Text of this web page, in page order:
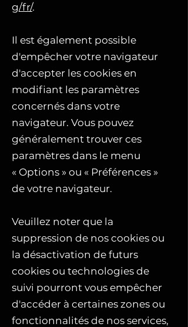
g/fr/.
Il est également possible
d'empêcher votre navigateur
d'accepter les cookies en
modifiant les paramètres
concernés dans votre
navigateur. Vous pouvez
généralement trouver ces
paramètres dans le menu
« Options » ou « Préférences »
de votre navigateur.
Veuillez noter que la
suppression de nos cookies ou
la désactivation de futurs
cookies ou technologies de
suivi pourront vous empêcher
d'accéder à certaines zones ou
fonctionnalités de nos services,